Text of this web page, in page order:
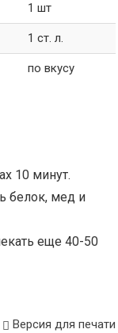
1 шт
1 ст. л.
по вкусу
10 минут.
белок, мед и
еще 40-50
Версия для печати